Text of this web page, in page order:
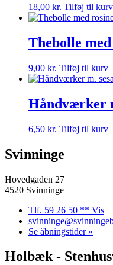
18,00 kr. Tilføj til kurv
Thebolle
9,00 kr. Tilføj til kurv
Håndværker
6,50 kr. Tilføj til kurv
Svinninge
Hovedgaden 27
4520 Svinninge
Tlf. 59 26 50 ** Vis
Se åbningstider »
Holbæk -